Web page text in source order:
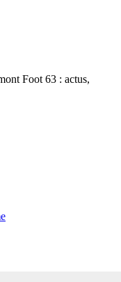
Foot 63 : actus,